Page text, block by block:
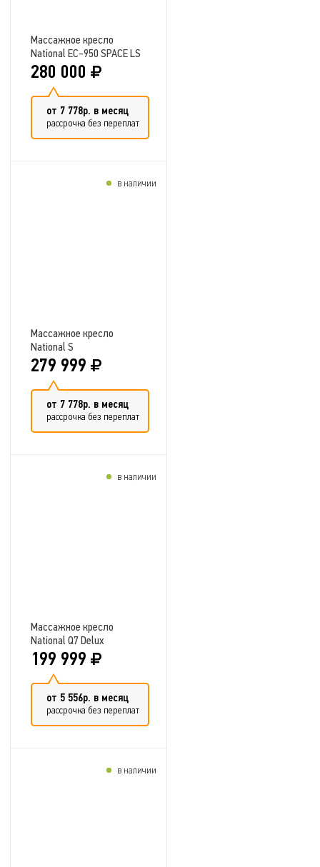
Массажное кресло
National EC-950 SPACE LS
280 000
от 7 778р. в месяц
рассрочка без переплат
Массажное кресло
National S
279 999
от 7 778р. в месяц
рассрочка без переплат
в наличии
Массажное кресло
National Q7 Delux
199 999
от 5 556р. в месяц
рассрочка без переплат
в наличии
в наличии